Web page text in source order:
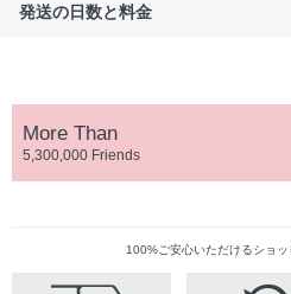
発送の日数と料金
More Than
5,300,000 Friends
100%ご安心いただけるショ